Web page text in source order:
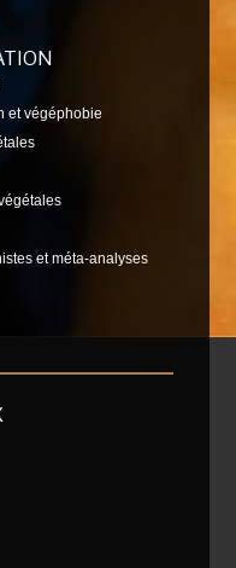
et végéphobie
et méta-analyses